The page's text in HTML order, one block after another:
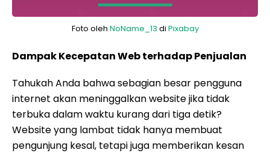
Foto oleh NoName_13 di Pixabay
Dampak Kecepatan Web terhadap Penjualan
Tahukah Anda bahwa sebagian besar pengguna
internet akan meninggalkan website jika tidak
terbuka dalam waktu kurang dari tiga detik?
Website yang lambat tidak hanya membuat
pengunjung kesal, tetapi juga memberikan kesan